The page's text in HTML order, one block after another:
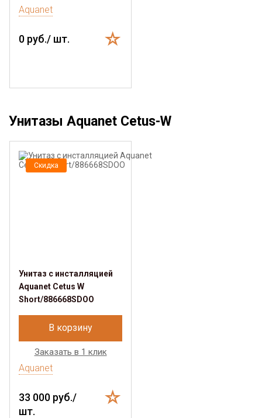
Aquanet
0 руб./ шт.
Унитазы Aquanet Cetus-W
Скидка
Унитаз с инсталляцией
Aquanet Cetus W
Short/886668SDOO
В корзину
Заказать в 1 клик
Aquanet
33 000 руб./
шт.